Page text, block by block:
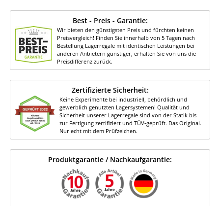
Best - Preis - Garantie:
Wir bieten den günstigsten Preis und fürchten keinen
Preisvergleich! Finden Sie innerhalb von 5 Tagen nach
Bestellung Lagerregale mit identischen Leistungen bei
anderen Anbietern günstiger, erhalten Sie von uns die
Preisdifferenz zurück.
Zertifizierte Sicherheit:
Keine Experimente bei industriell, behördlich und
gewerblich genutzten Lagersystemen! Qualität und
Sicherheit unserer Lagerregale sind von der Statik bis
zur Fertigung zertifiziert und TÜV-geprüft. Das Original.
Nur echt mit dem Prüfzeichen.
Produktgarantie / Nachkaufgarantie: